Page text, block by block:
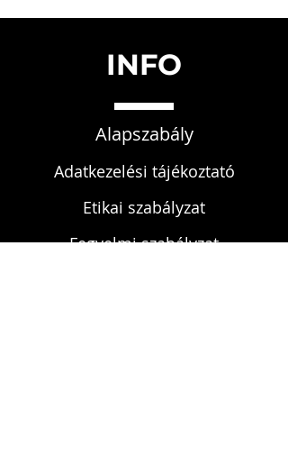
INFO
Alapszabály
Adatkezelési tájékoztató
Etikai szabályzat
Fegyelmi szabályzat